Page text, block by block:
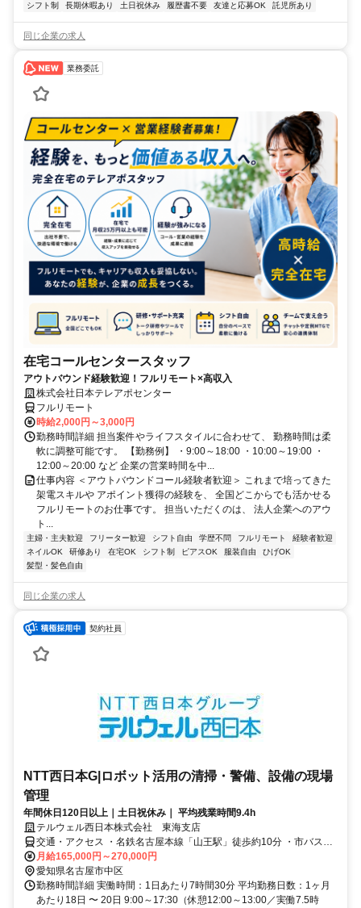
シフト制
長期休暇あり 土日祝休み 履歴書不要 友達と応募OK 託児所あり
同じ企業の求人
業務委託
在宅コールセンタースタッフ
アウトバウンド経験歓迎！フルリモート×高収入
株式会社日本テレアポセンター
フルリモート
時給2,000円～3,000円
勤務時間詳細 担当案件やライフスタイルに合わせて、 勤務時間は柔
軟に調整可能です。 【勤務例】 ・9:00～18:00 ・10:00～19:00 ・
12:00～20:00 など 企業の営業時間を中...
仕事内容 ＜アウトバウンドコール経験者歓迎＞ これまで培ってきた
架電スキルや アポイント獲得の経験を、 全国どこからでも活かせる
フルリモートのお仕事です。 担当いただくのは、 法人企業へのアウ
ト...
主婦・主夫歓迎 フリーター歓迎 シフト自由 学歴不問 フルリモート
経験者歓迎
ネイルOK
研修あり 在宅OK シフト制 ピアスOK 服装自由
ひげOK
髪型・髪色自由
同じ企業の求人
契約社員
NTT西日本G|ロボット活用の清掃・警備、設備の現場
管理
年間休日120日以上｜土日祝休み｜ 平均残業時間9.4h
テルウェル西日本株式会社 東海支店
交通・アクセス ・名鉄名古屋本線「山王駅」徒歩約10分 ・市バス
「松原二丁目」バス停 徒歩約1分
月給165,000円～270,000円
愛知県名古屋市中区
勤務時間詳細 実働時間：1日あたり7時間30分 平均勤務日数：1ヶ月
あたり18日 〜 20日 9:00～17:30（休憩12:00～13:00／実働7.5時